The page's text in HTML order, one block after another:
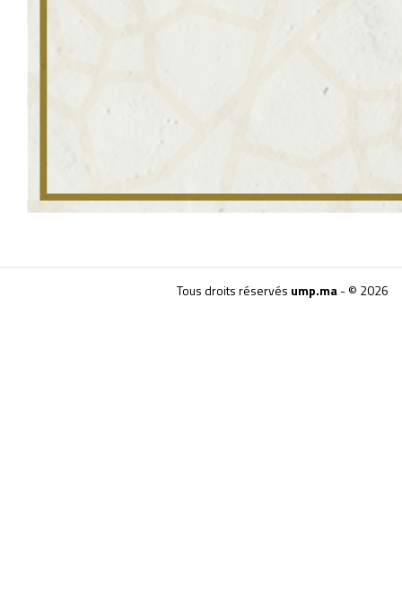
Tous droits réservés ump.ma- © 2026